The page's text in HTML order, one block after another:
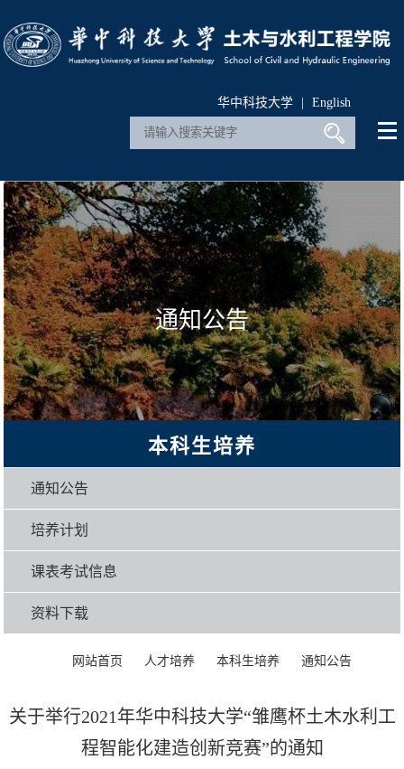
华中科技大学 | English
通知公告
本科生培养
通知公告
培养计划
课表考试信息
资料下载
网站首页 人才培养 本科生培养 通知公告
关于举行2021年华中科技大学“雏鹰杯土木水利工
程智能化建造创新竞赛”的通知